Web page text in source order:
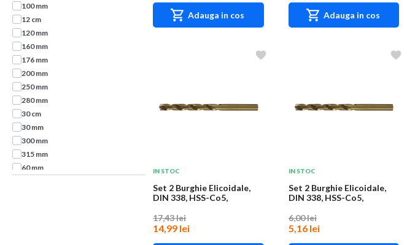
100 mm
12 cm
120 mm
160 mm
176 mm
200 mm
250 mm
280 mm
30 cm
30 mm
300 mm
315 mm
60 mm
Adauga in cos Adauga in cos
IN STOC
Set 2 Burghie Elicoidale,
DIN 338, HSS-Co5,
17,43 lei
14,99 lei
IN STOC
Set 2 Burghie Elicoidale,
DIN 338, HSS-Co5,
6,00 lei
5,16 lei